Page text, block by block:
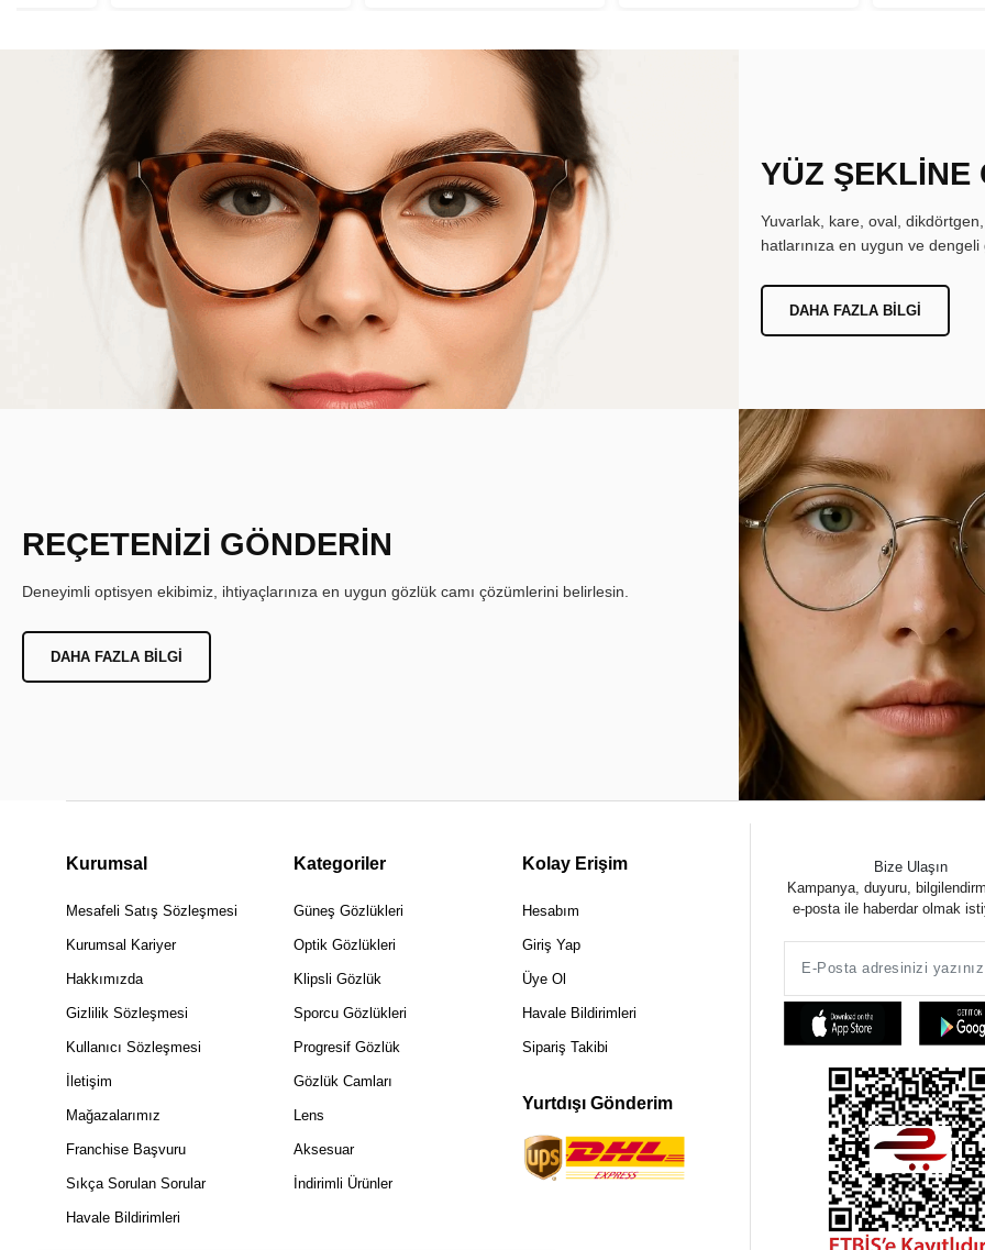
YÜZ ŞEKLİNE
Yuvarlak, kare, oval,
hatlarınıza en uygun ve
DAHA FAZLA BILGI
REÇETENİZİ GÖNDERİN
Deneyimli optisyen ekibimiz, ihtiyaçlarınıza en uygun gözlük camı çözümlerini belirlesin.
DAHA FAZLA BILGI
Kurumsal
Mesafeli Satış Sözleşmesi
Kurumsal Kariyer
Hakkımızda
Gizlilik Sözleşmesi
Kullanıcı Sözleşmesi
İletişim
Mağazalarımız
Franchise Başvuru
Sıkça Sorulan Sorular
Havale Bildirimleri
Kategoriler
Güneş Gözlükleri
Optik Gözlükleri
Klipsli Gözlük
Sporcu Gözlükleri
Progresif Gözlük
Gözlük Camları
Lens
Aksesuar
İndirimli Ürünler
Kolay Erişim
Hesabım
Giriş Yap
Üye Ol
Havale Bildirimleri
Sipariş Takibi
Yurtdışı Gönderim
Bize Ulaşın
Kampanya, duyuru,
e-posta ile haberdar olmak